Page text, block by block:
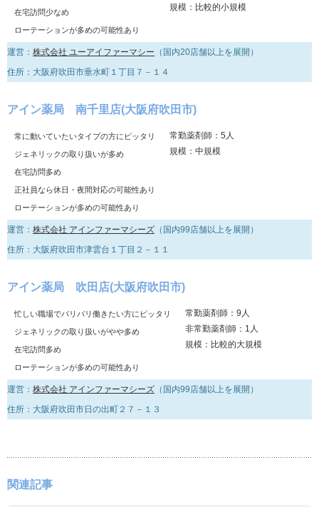
在宅訪問少なめ
ローテーションが多めの可能性あり
規模：比較的小規模
運営： 株式会社 ユーアイファーマシー （国内20店舗以上を展開）
住所：大阪府吹田市垂水町１丁目７－１４
アイン薬局 南千里店(大阪府吹田市)
常に動いていたいタイプの方にピッタリ
ジェネリックの取り扱いが多め
在宅訪問多め
正社員なら休日・夜間対応の可能性あり
ローテーションが多めの可能性あり
常勤薬剤師：5人
規模：中規模
運営： 株式会社 アインファーマシーズ （国内99店舗以上を展開）
住所：大阪府吹田市津雲台１丁目２－１１
アイン薬局 吹田店(大阪府吹田市)
忙しい職場でバリバリ働きたい方にピッタリ
ジェネリックの取り扱いがやや多め
在宅訪問多め
ローテーションが多めの可能性あり
常勤薬剤師：9人
非常勤薬剤師：1人
規模：比較的大規模
運営： 株式会社 アインファーマシーズ （国内99店舗以上を展開）
住所：大阪府吹田市日の出町２７－１３
関連記事